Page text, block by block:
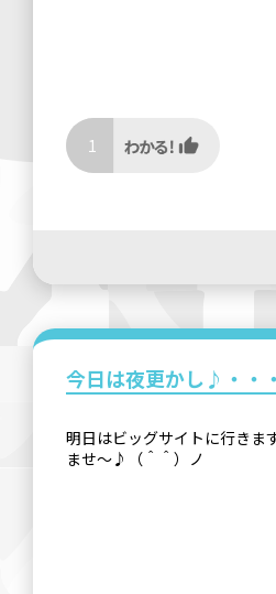
1
今日は夜更かし♪・・・
明日はビッグサイトに行き
ませ～♪（＾＾）ノ